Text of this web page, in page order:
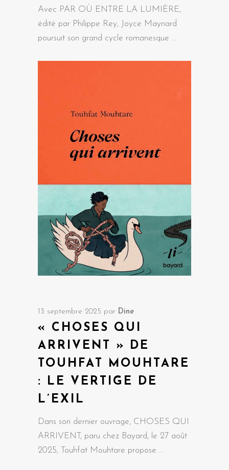
Avec PAR OÙ ENTRE LA LUMIÈRE,
édité par Philippe Rey, Joyce Maynard
poursuit son grand cycle romanesque
13 septembre 2025 par Dine
« CHOSES QUI
ARRIVENT » DE
TOUHFAT MOUHTARE
: LE VERTIGE DE
L’EXIL
Dans son dernier ouvrage, CHOSES QUI
ARRIVENT, paru chez Bayard, le 27 août
2025, Touhfat Mouhtare propose